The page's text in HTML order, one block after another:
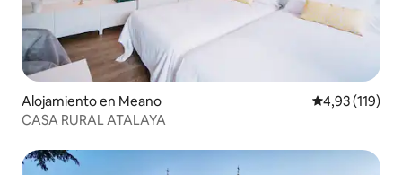
Alojamiento en Meano Calificación
4,93 (119)
CASA RURAL ATALAYA